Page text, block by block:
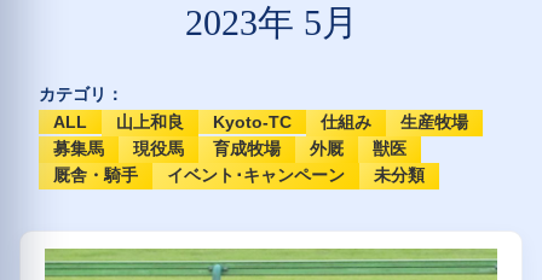
2023年 5月
カテゴリ：
ALL
山上和良 Kyoto-TC 仕組み
生産牧場
募集馬
現役馬 育成牧場 外厩
獣医
厩舎・騎手
イベント･キャンペーン 未分類